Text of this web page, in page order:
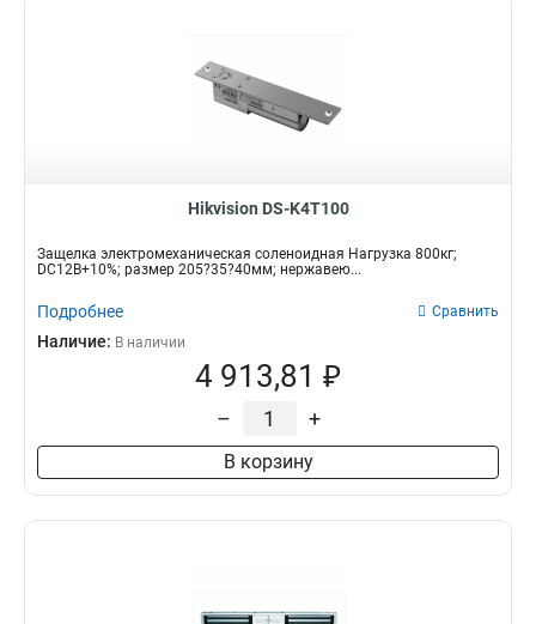
Hikvision DS-K4T100
Защелка электромеханическая соленоидная Нагрузка 800кг;
DC12В+10%; размер 205?35?40мм; нержавею...
Подробнее Сравнить
Наличие: В наличии
4 913,81 ₽
– +
В корзину